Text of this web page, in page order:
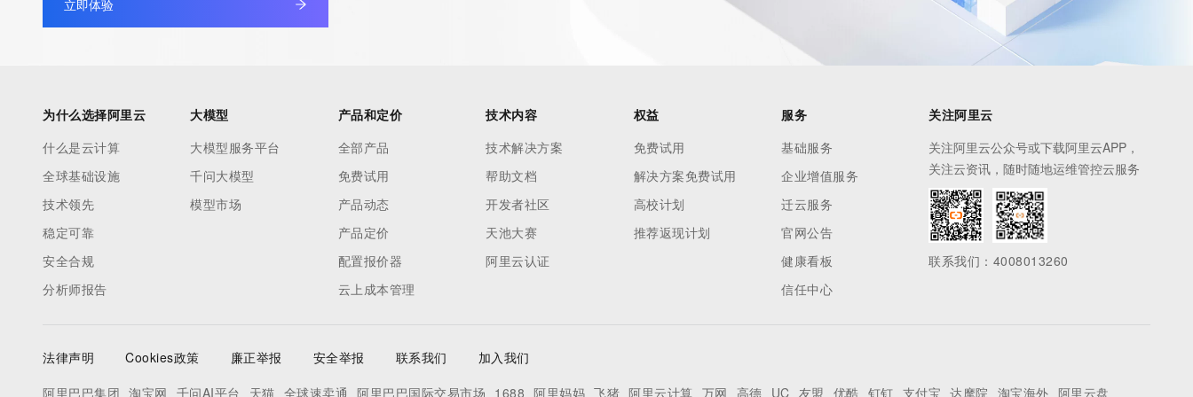
立即体验
为什么选择阿里云
什么是云计算
全球基础设施
技术领先
稳定可靠
安全合规
分析师报告
大模型
大模型服务平台
千问大模型
模型市场
产品和定价
全部产品
免费试用
产品动态
产品定价
配置报价器
云上成本管理
技术内容
技术解决方案
帮助文档
开发者社区
天池大赛
阿里云认证
权益
免费试用
解决方案免费试用
高校计划
推荐返现计划
服务
基础服务
企业增值服务
迁云服务
官网公告
健康看板
信任中心
关注阿里云
关注阿里云公众号或下载阿里云APP，
关注云资讯，随时随地运维管控云服务
联系我们：4008013260
法律声明 Cookies政策 廉正举报 安全举报 联系我们
加入我们
阿里巴巴集团 淘宝网 千问AI平台 天猫 全球速卖通 阿里巴巴国际交易市场 1688 阿里妈妈 飞猪 阿里云计算 万网 高德 UC 友盟 优酷 钉钉 支付宝 达摩院 淘宝海外 阿里云盘